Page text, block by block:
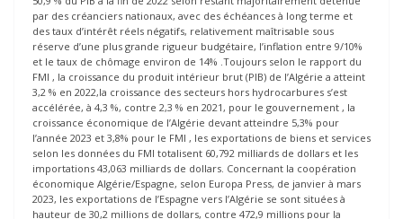
par des créanciers nationaux, avec des échéances à long terme et
des taux d’intérêt réels négatifs, relativement maîtrisable sous
réserve d’une plus grande rigueur budgétaire, l’inflation entre 9/10%
et le taux de chômage environ de 14% .Toujours selon le rapport du
FMI , la croissance du produit intérieur brut (PIB) de l’Algérie a atteint
3,2 % en 2022,la croissance des secteurs hors hydrocarbures s’est
accélérée, à 4,3 %, contre 2,3 % en 2021, pour le gouvernement , la
croissance économique de l’Algérie devant atteindre 5,3% pour
l’année 2023 et 3,8% pour le FMI , les exportations de biens et services
selon les données du FMI totalisent 60,792 milliards de dollars et les
importations 43,063 milliards de dollars. Concernant la coopération
économique Algérie/Espagne, selon Europa Press, de janvier à mars
2023, les exportations de l’Espagne vers l’Algérie se sont situées à
hauteur de 30,2 millions de dollars, contre 472,9 millions pour la